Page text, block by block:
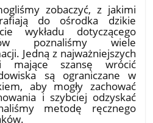
zobaczyć, z jakimi
do ośrodka dzikie
wykładu dotyczącego
poznaliśmy wiele
Jedną z najważniejszych
szansę wrócić
są ograniczane w
aby mogły zachować
i szybciej odzyskać
metodę ręcznego